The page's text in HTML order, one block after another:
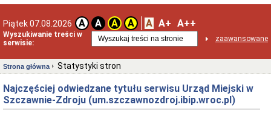
Piątek 07.08.2026 A A A A A A+ A++
Wyszukiwanie treści w
serwisie:
zaawansowane
Strona główna Statystyki stron
Najczęściej odwiedzane tytułu serwisu Urząd Miejski w
Szczawnie-Zdroju (um.szczawnozdroj.ibip.wroc.pl)